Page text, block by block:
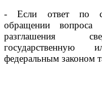
- Если ответ по
обращении
разглашения
федеральным законом